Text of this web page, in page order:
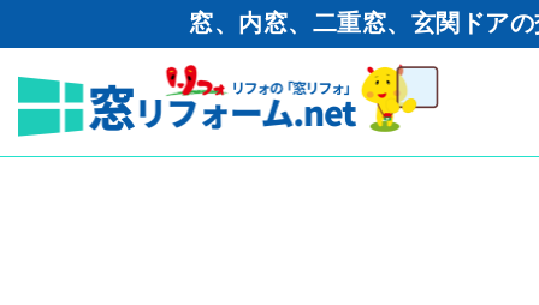
窓、内窓、二重窓、玄関ドア
窓リフォーム.net>工事ブログ
サッシ取り替えシャッター電